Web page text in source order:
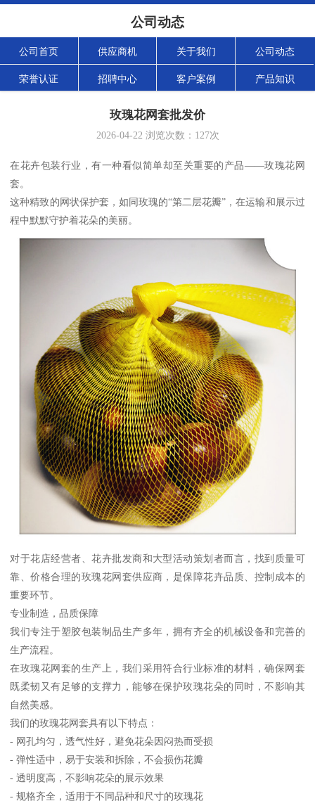
公司动态
公司首页 供应商机 关于我们 公司动态
荣誉认证 招聘中心 客户案例 产品知识
玫瑰花网套批发价
2026-04-22浏览次数： 127次
在花卉包装行业，有一种看似简单却至关重要的产品——玫瑰花网
套。
这种精致的网状保护套，如同玫瑰的“第二层花瓣”，在运输和展示过
程中默默守护着花朵的美丽。
对于花店经营者、花卉批发商和大型活动策划者而言，找到质量可
靠、价格合理的玫瑰花网套供应商，是保障花卉品质、控制成本的
重要环节。
专业制造，品质保障
我们专注于塑胶包装制品生产多年，拥有齐全的机械设备和完善的
生产流程。
在玫瑰花网套的生产上，我们采用符合行业标准的材料，确保网套
既柔韧又有足够的支撑力，能够在保护玫瑰花朵的同时，不影响其
自然美感。
我们的玫瑰花网套具有以下特点：
- 网孔均匀，透气性好，避免花朵因闷热而受损
- 弹性适中，易于安装和拆除，不会损伤花瓣
- 透明度高，不影响花朵的展示效果
- 规格齐全，适用于不同品种和尺寸的玫瑰花